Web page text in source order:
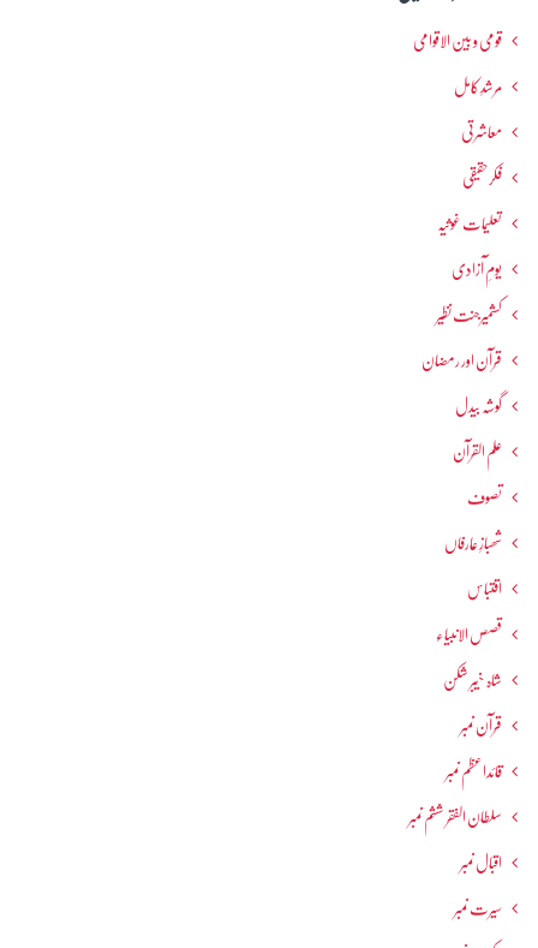
قومی و بین الاقوامی
مرشدِ کامل
معاشرتی
فکرحقیقی
تعلیمات غوثیہ
یومِ آزادی
کشمیرجنت نظیر
قرآن اور رمضان
گوشہ بیدل
علم القرآن
تصوف
شھبازِ عارفاں
اقتباس
قصص الانبیاء
شاہ خیبر شکن
قرآن نمبر
قائداعظم نمبر
سلطان الفقر ششم نمبر
اقبال نمبر
سیرت نمبر